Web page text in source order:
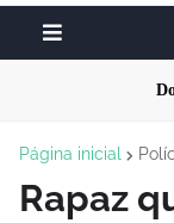
Página inicial
Rapaz